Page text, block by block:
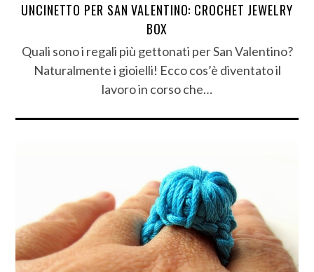
UNCINETTO PER SAN VALENTINO: CROCHET JEWELRY
BOX
Quali sono i regali più gettonati per San Valentino?
Naturalmente i gioielli! Ecco cos’è diventato il
lavoro in corso che…